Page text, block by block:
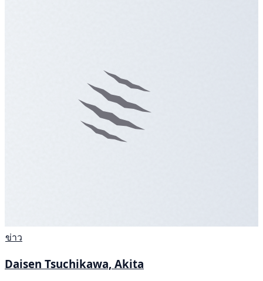
ข่าว
Daisen Tsuchikawa, Akita